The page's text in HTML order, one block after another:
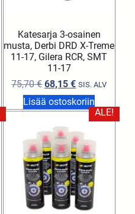
Katesarja 3-osainen
musta, Derbi DRD X-Treme
11-17, Gilera RCR, SMT
11-17
75,70€ 68,15€ SIS. ALV
Lisää ostoskoriin
ALE!